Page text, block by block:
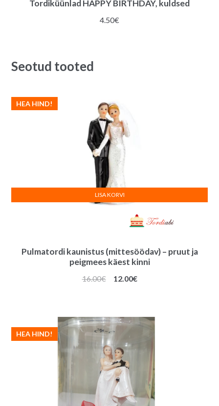
Tordiküünlad HAPPY BIRTHDAY, kuldsed
4.50€
Seotud tooted
Pulmatordi kaunistus (mittesöödav) – pruut ja
peigmees käest kinni
HEA HIND!
16.00€
Algne
12.00€Praegune
LISA KORVI
HEA HIND!